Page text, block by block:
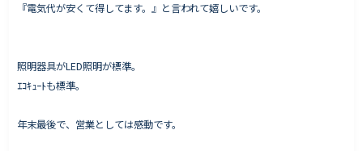
よくいただくご質問
会社情報
『電気代が安くて得してます。』と言われて嬉しいです。
照明器具がLED照明が標準。
ｴｺｷｭｰﾄも標準。
年末最後で、営業としては感動です。